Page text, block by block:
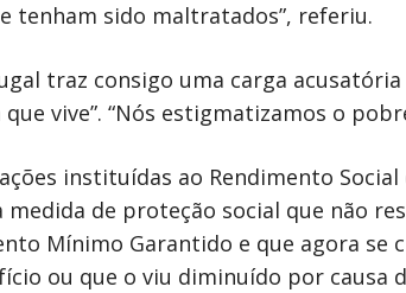
tenham sido maltratados”, referiu.
traz consigo uma carga
vive”. “Nós estigmatizamos o
instituídas ao Rendimento Social
de proteção social que não
Mínimo Garantido e que agora se
ou que o viu diminuído por causa